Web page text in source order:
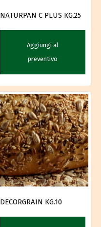
NATURPAN C PLUS KG.25
Aggiungi al
preventivo
DECORGRAIN KG.10